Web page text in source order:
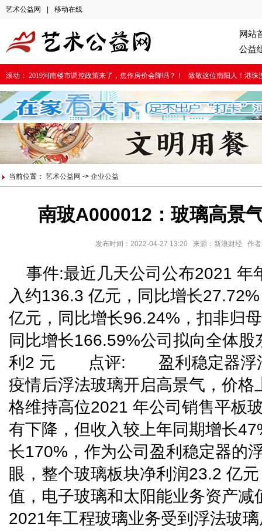
艺术公益网 移动在线
网站
公益
滚动： 2019河南楼市调控政策来了，焦作房价会降吗？！ 致敬这位南阳人！港珠
当前位置： 艺术公益网 -> 企业公益
南玻A000012：玻璃高景
发布时间：2022-04-27 13:20 来源：新浪财经 作
事件:最近几天公司公布2021 年
入约136.3 亿元，同比增长
亿元，同比增长96.24%，扣非归
同比增长166.59%公司拟向全体
利2 元 点评: 盈利稳定器浮法
疫情后浮法玻璃开启高景气，价
格维持高位2021 年公司销售平板
有下降，但收入较上年同期增长
长170%，作为公司盈利稳定器的
眼，整个玻璃板块净利润23.2
值，电子玻璃和太阳能业务资产减
2021年工程玻璃业务受到浮法玻